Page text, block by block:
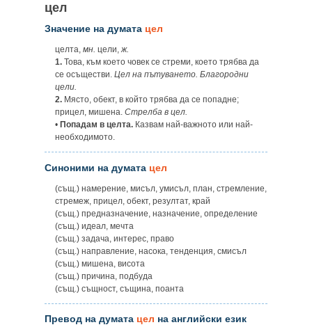
цел
Значение на думата цел
целта, мн. цели,ж.
1. Това, към което човек се стреми, което трябва да
се осъществи. Цел на пътуването. Благородни
цели.
2. Място, обект, в който трябва да се попадне;
прицел, мишена. Стрелба в цел.
• Попадам в целта. Казвам най-важното или най-
необходимото.
Синоними на думата цел
(същ.) намерение, мисъл, умисъл, план, стремление,
стремеж, прицел, обект, резултат, край
(същ.) предназначение, назначение, определение
(същ.) идеал, мечта
(същ.) задача, интерес, право
(същ.) направление, насока, тенденция, смисъл
(същ.) мишена, висота
(същ.) причина, подбуда
(същ.) същност, същина, поанта
Превод на думата цел на английски език